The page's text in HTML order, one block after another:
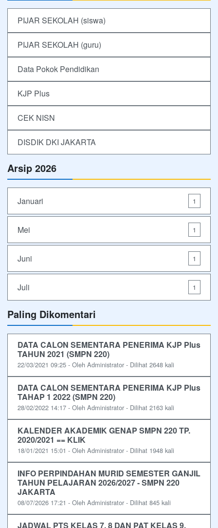
PIJAR SEKOLAH (siswa)
PIJAR SEKOLAH (guru)
Data Pokok Pendidikan
KJP Plus
CEK NISN
DISDIK DKI JAKARTA
Arsip 2026
Januari 1
Mei 1
Juni 1
Juli 1
Paling Dikomentari
DATA CALON SEMENTARA PENERIMA KJP Plus
TAHUN 2021 (SMPN 220)
22/03/2021 09:25 - Oleh Administrator - Dilihat 2648 kali
DATA CALON SEMENTARA PENERIMA KJP Plus
TAHAP 1 2022 (SMPN 220)
28/02/2022 14:17 - Oleh Administrator - Dilihat 2163 kali
KALENDER AKADEMIK GENAP SMPN 220 TP.
2020/2021 == KLIK
18/01/2021 15:01 - Oleh Administrator - Dilihat 1948 kali
INFO PERPINDAHAN MURID SEMESTER GANJIL
TAHUN PELAJARAN 2026/2027 - SMPN 220
JAKARTA
08/07/2026 17:21 - Oleh Administrator - Dilihat 845 kali
JADWAL PTS KELAS 7, 8 DAN PAT KELAS 9,